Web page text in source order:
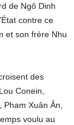
de Ngô Dinh
contre ce
et son frère Nhu
des
Conein,
Pham Xuân Ân,
voulu au